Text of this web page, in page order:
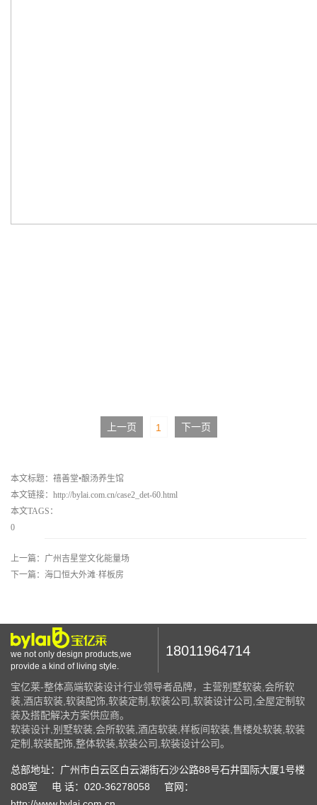
上一页 1 下一页
本文标题：禧善堂•酿汤养生馆
本文链接：http://bylai.com.cn/case2_det-60.html
本文TAGS：
0
上一篇：广州吉星堂文化能量场
下一篇：海口恒大外滩·样板房
we not only design products,we
provide a kind of living style.
18011964714
宝亿莱-整体高端软装设计行业领导者品牌，主营别墅软装,会所软
装,酒店软装,软装配饰,软装定制,软装公司,软装设计公司,全屋定制软
装及搭配解决方案供应商。
软装设计,别墅软装,会所软装,酒店软装,样板间软装,售楼处软装,软装
定制,软装配饰,整体软装,软装公司,软装设计公司。
总部地址：广州市白云区白云湖街石沙公路88号石井国际大厦1号楼
808室
电 话：020-36278058
官网：